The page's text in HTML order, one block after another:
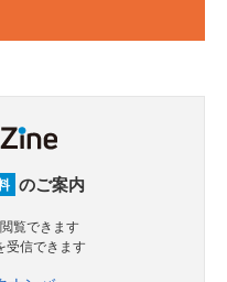
のご案内
覧できます
受信できます